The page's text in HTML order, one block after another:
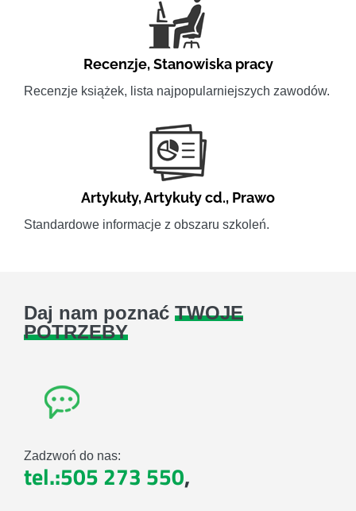
Recenzje,Stanowiska pracy
Recenzje książek, lista najpopularniejszych zawodów.
Artykuły,Artykuły cd., Prawo
Standardowe informacje z obszaru szkoleń.
Daj nam poznać TWOJE
POTRZEBY
Zadzwoń do nas:
tel.:505 273 550,